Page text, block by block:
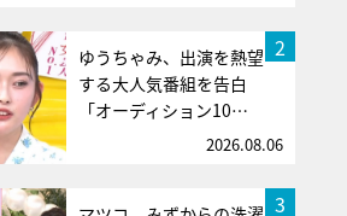
2
ゆうちゃみ、出演を熱望
する大人気番組を告白
「オーディション10…
2026.08.06
3